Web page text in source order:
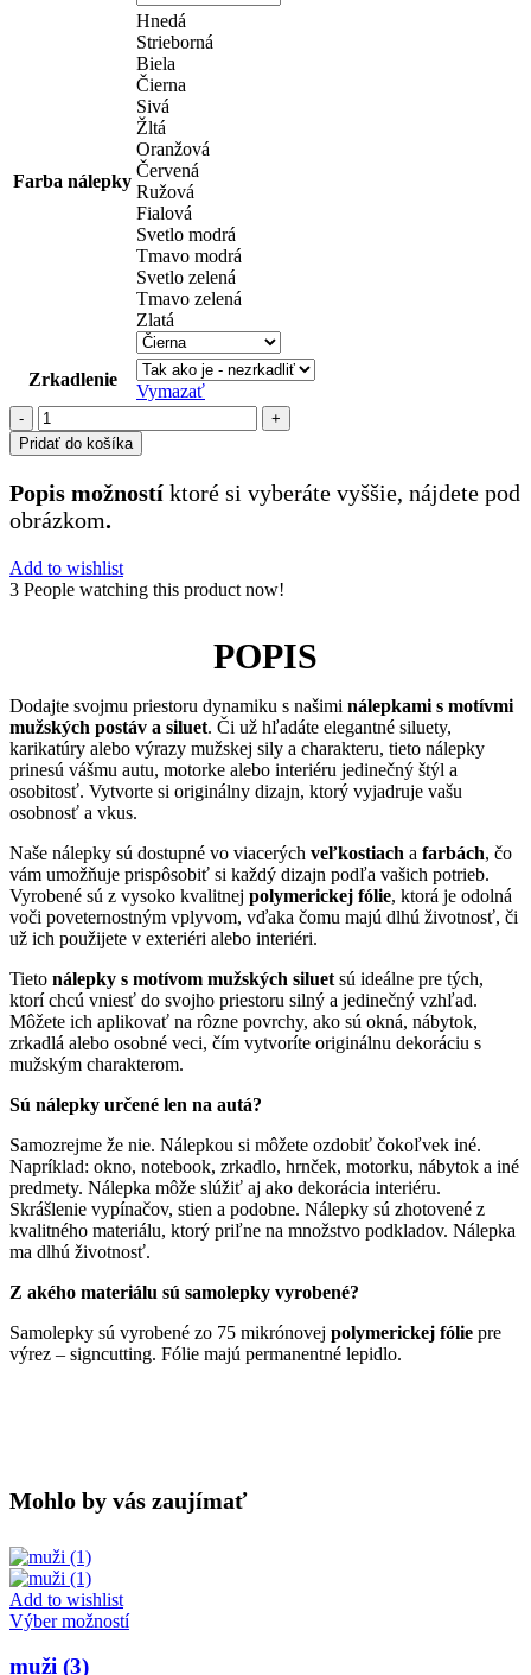
Farba nálepky
Hnedá
Strieborná
Biela
Čierna
Sivá
Žltá
Oranžová
Červená
Ružová
Fialová
Svetlo modrá
Tmavo modrá
Svetlo zelená
Tmavo zelená
Zlatá
Zrkadlenie
Vymazať
množstvo
muži
(54)
Pridať do košíka
Popis možností ktoré si vyberáte vyššie, nájdete pod
obrázkom.
Add to wishlist
3 People watching this product now!
POPIS
Dodajte svojmu priestoru dynamiku s našimi nálepkami s motívmi
mužských postáv a siluet. Či už hľadáte elegantné siluety,
karikatúry alebo výrazy mužskej sily a charakteru, tieto nálepky
prinesú vášmu autu, motorke alebo interiéru jedinečný štýl a
osobitosť. Vytvorte si originálny dizajn, ktorý vyjadruje vašu
osobnosť a vkus.
Naše nálepky sú dostupné vo viacerých veľkostiach a farbách, čo
vám umožňuje prispôsobiť si každý dizajn podľa vašich potrieb.
Vyrobené sú z vysoko kvalitnej polymerickej fólie, ktorá je odolná
voči poveternostným vplyvom, vďaka čomu majú dlhú životnosť, či
už ich použijete v exteriéri alebo interiéri.
Tieto nálepky s motívom mužských siluetsú ideálne pre tých,
ktorí chcú vniesť do svojho priestoru silný a jedinečný vzhľad.
Môžete ich aplikovať na rôzne povrchy, ako sú okná, nábytok,
zrkadlá alebo osobné veci, čím vytvoríte originálnu dekoráciu s
mužským charakterom.
Sú nálepky určené len na autá?
Samozrejme že nie. Nálepkou si môžete ozdobiť čokoľvek iné.
Napríklad: okno, notebook, zrkadlo, hrnček, motorku, nábytok a iné
predmety. Nálepka môže slúžiť aj ako dekorácia interiéru.
Skrášlenie vypínačov, stien a podobne. Nálepky sú zhotovené z
kvalitného materiálu, ktorý priľne na množstvo podkladov. Nálepka
ma dlhú životnosť.
Z akého materiálu sú samolepky vyrobené?
Samolepky sú vyrobené zo 75 mikrónovej polymerickej fólie pre
výrez – signcutting. Fólie majú permanentné lepidlo.
Mohlo by vás zaujímať
Add to wishlist
Výber možnostíTento
muži (3)